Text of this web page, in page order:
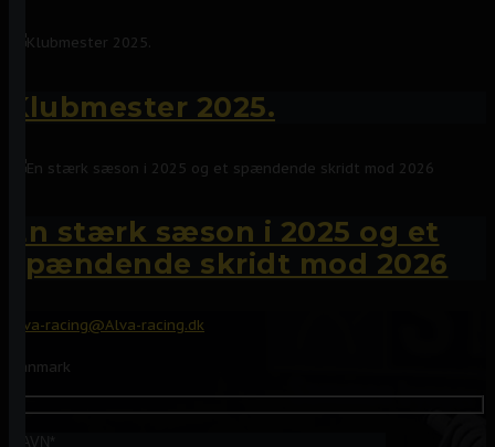
Klubmester 2025.
En stærk sæson i 2025 og et
spændende skridt mod 2026
Alva-racing@Alva-racing.dk
Danmark